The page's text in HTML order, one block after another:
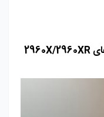
چرا سوئیچ های 9200 بهتر از سوئیچ های 2960X/2960XR